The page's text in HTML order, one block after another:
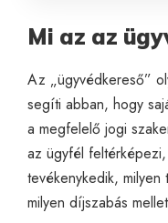
Mi az az
Az „ügyvédkereső”
segíti abban, hogy
a megfelelő jogi
az ügyfél
tevékenykedik,
milyen díjszabás